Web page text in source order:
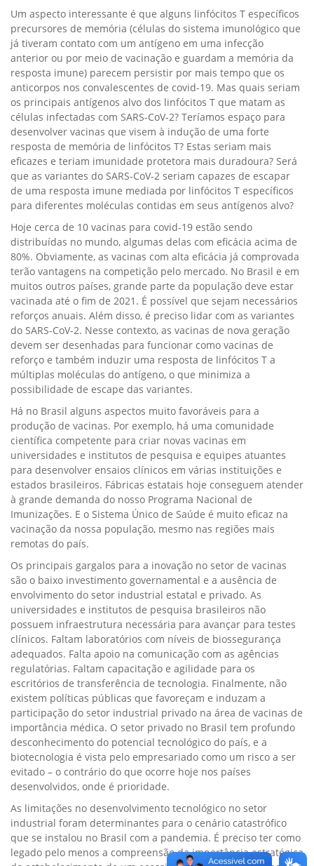
Um aspecto interessante é que alguns linfócitos T específicos
precursores de memória (células do sistema imunológico que
já tiveram contato com um antígeno em uma infecção
anterior ou por meio de vacinação e guardam a memória da
resposta imune) parecem persistir por mais tempo que os
anticorpos nos convalescentes de covid-19. Mas quais seriam
os principais antígenos alvo dos linfócitos T que matam as
células infectadas com SARS-CoV-2? Teríamos espaço para
desenvolver vacinas que visem à indução de uma forte
resposta de memória de linfócitos T? Estas seriam mais
eficazes e teriam imunidade protetora mais duradoura? Será
que as variantes do SARS-CoV-2 seriam capazes de escapar
de uma resposta imune mediada por linfócitos T específicos
para diferentes moléculas contidas em seus antígenos alvo?
Hoje cerca de 10 vacinas para covid-19 estão sendo
distribuídas no mundo, algumas delas com eficácia acima de
80%. Obviamente, as vacinas com alta eficácia já comprovada
terão vantagens na competição pelo mercado. No Brasil e em
muitos outros países, grande parte da população deve estar
vacinada até o fim de 2021. É possível que sejam necessários
reforços anuais. Além disso, é preciso lidar com as variantes
do SARS-CoV-2. Nesse contexto, as vacinas de nova geração
devem ser desenhadas para funcionar como vacinas de
reforço e também induzir uma resposta de linfócitos T a
múltiplas moléculas do antígeno, o que minimiza a
possibilidade de escape das variantes.
Há no Brasil alguns aspectos muito favoráveis para a
produção de vacinas. Por exemplo, há uma comunidade
científica competente para criar novas vacinas em
universidades e institutos de pesquisa e equipes atuantes
para desenvolver ensaios clínicos em várias instituições e
estados brasileiros. Fábricas estatais hoje conseguem atender
à grande demanda do nosso Programa Nacional de
Imunizações. E o Sistema Único de Saúde é muito eficaz na
vacinação da nossa população, mesmo nas regiões mais
remotas do país.
Os principais gargalos para a inovação no setor de vacinas
são o baixo investimento governamental e a ausência de
envolvimento do setor industrial estatal e privado. As
universidades e institutos de pesquisa brasileiros não
possuem infraestrutura necessária para avançar para testes
clínicos. Faltam laboratórios com níveis de biossegurança
adequados. Falta apoio na comunicação com as agências
regulatórias. Faltam capacitação e agilidade para os
escritórios de transferência de tecnologia. Finalmente, não
existem políticas públicas que favoreçam e induzam a
participação do setor industrial privado na área de vacinas de
importância médica. O setor privado no Brasil tem profundo
desconhecimento do potencial tecnológico do país, e a
biotecnologia é vista pelo empresariado como um risco a ser
evitado – o contrário do que ocorre hoje nos países
desenvolvidos, onde é prioridade.
As limitações no desenvolvimento tecnológico no setor
industrial foram determinantes para o cenário catastrófico
que se instalou no Brasil com a pandemia. É preciso ter como
legado pelo menos a compreensão da importância estratégica